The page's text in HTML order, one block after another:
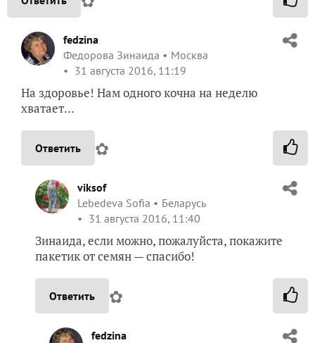
fedzina
Федорова Зинаида
Москва
31 августа 2016, 11:19
На здоровье! Нам одного кочна на неделю
хватает…
Ответить ✿
viksof
Lebedeva Sofia
Беларусь
31 августа 2016, 11:40
Зинаида, если можно, пожалуйста, покажите
пакетик от семян — спасибо!
Ответить ✿
fedzina